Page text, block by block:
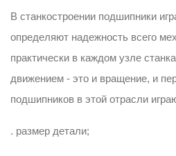
В станкостроении подшипники
определяют надежность всего
практически в каждом узле
движением - это и вращение, и
подшипников в этой отрасли
. размер детали;